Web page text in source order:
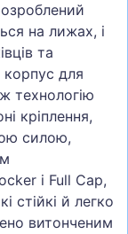
на лижах, і
та
корпус для
технологію
кріплення,
силою,
і Full Cap,
стійкі й легко
витонченим